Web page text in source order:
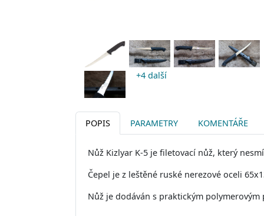
+4 další
POPIS PARAMETRY KOMENTÁŘE
Nůž Kizlyar K-5 je filetovací nůž, který
Čepel je z leštěné ruské nerezové oceli
Nůž je dodáván s praktickým polymerovým